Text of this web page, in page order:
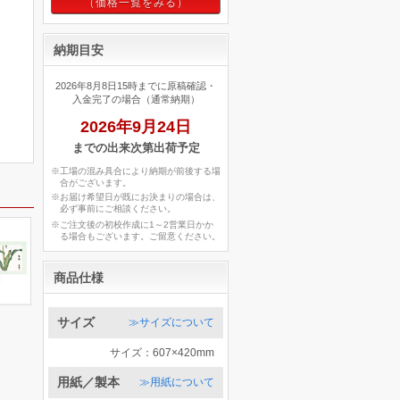
納期目安
2026年8月8日15時までに原稿確認・
入金完了の場合（通常納期）
2026年9月24日
までの出来次第出荷予定
※工場の混み具合により納期が前後する場
合がございます。
※お届け希望日が既にお決まりの場合は、
必ず事前にご相談ください。
※ご注文後の初校作成に1～2営業日かか
る場合もございます。ご留意ください。
商品仕様
サイズ ≫サイズについて
サイズ：607×420mm
用紙／製本 ≫用紙について